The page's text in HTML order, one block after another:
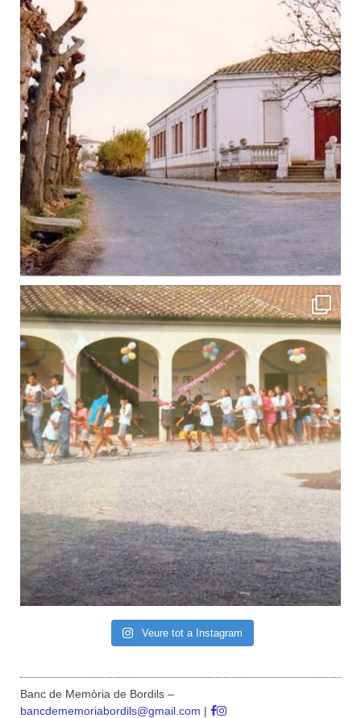
Veure tot a Instagram
Banc de Memòria de Bordils –
bancdememoriabordils@gmail.com |